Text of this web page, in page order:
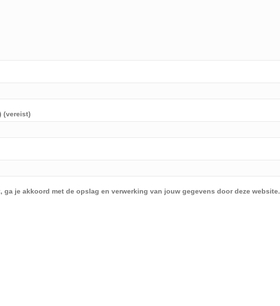
(vereist)
ga je akkoord met de opslag en verwerking van jouw gegevens door deze website.